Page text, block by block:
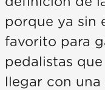
porque ya sin
favorito para
pedalistas
llegar con